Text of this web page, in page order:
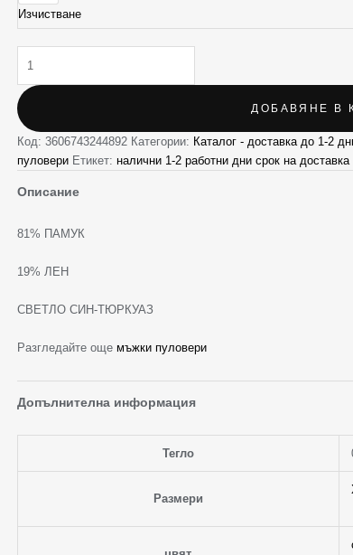
Изчистване
ДОБАВЯНЕ В
Код: 3606743244892 Категории: Каталог - доставка до 1-2
пуловери Етикет: налични 1-2 работни дни срок на доставка
Описание
81% ПАМУК
19% ЛЕН
СВЕТЛО СИН-ТЮРКУАЗ
Разгледайте още мъжки пуловери
Допълнителна информация
Тегло
Размери